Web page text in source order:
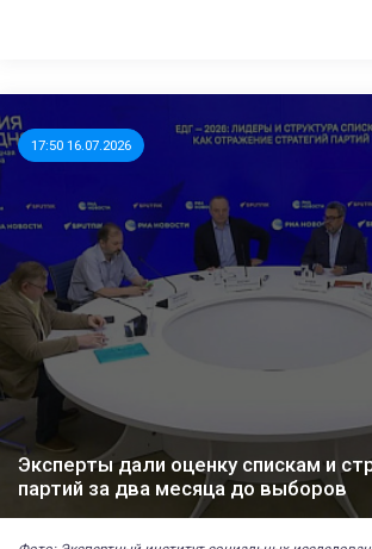
17:50 16.07.2026
Эксперты дали оценку спискам и
партий за два месяца до выборов